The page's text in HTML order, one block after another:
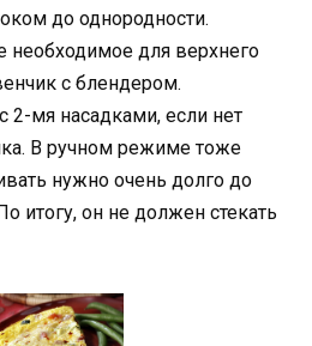
до однородности.
необходимое для верхнего
с блендером.
2-мя насадками, если нет
В ручном режиме тоже
нужно очень долго до
итогу, он не должен стекать